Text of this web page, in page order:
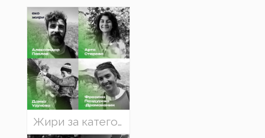
Жири за категоријата „Најдобар еколошки филм“